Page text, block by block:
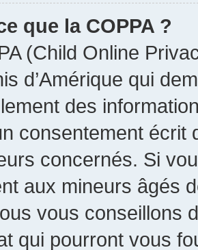
que la COPPA ?
(Child Online
d’Amérique qui
des
consentement écrit
concernés. Si
aux mineurs âgés
vous conseillons
qui pourront vous